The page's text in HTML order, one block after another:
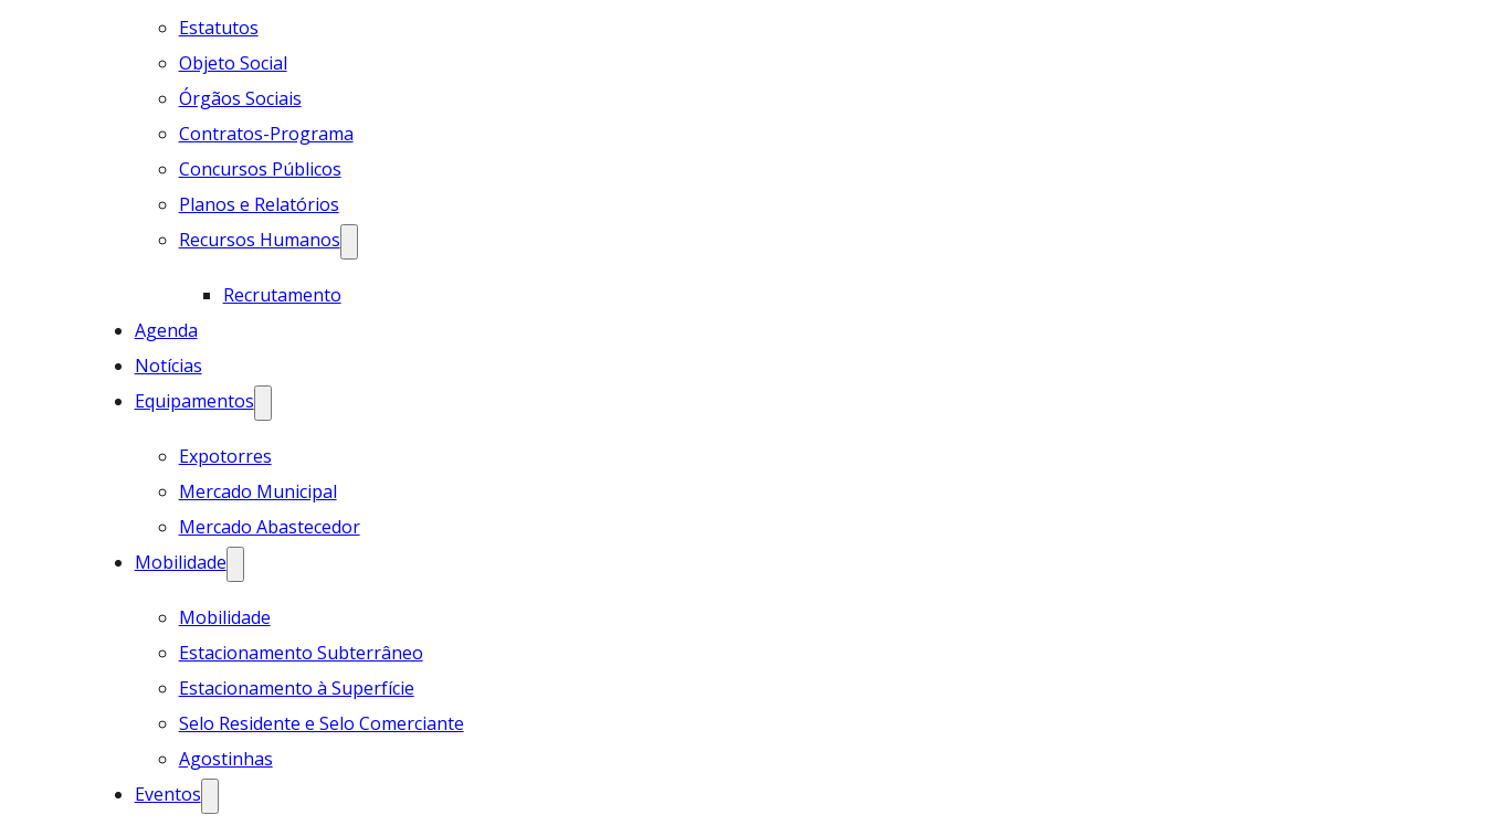
Estatutos
Objeto Social
Órgãos Sociais
Contratos-Programa
Concursos Públicos
Planos e Relatórios
Recursos Humanos
Recrutamento
Agenda
Notícias
Equipamentos
Expotorres
Mercado Municipal
Mercado Abastecedor
Mobilidade
Mobilidade
Estacionamento Subterrâneo
Estacionamento à Superfície
Selo Residente e Selo Comerciante
Agostinhas
Eventos